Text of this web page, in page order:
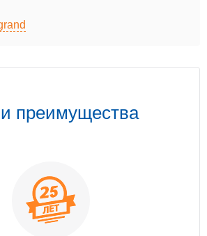
преимущества